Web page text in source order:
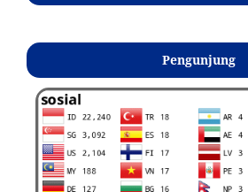
Pengunjung